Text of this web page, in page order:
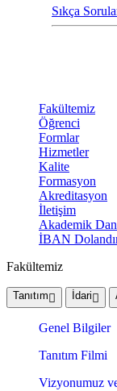
Sıkça
Fakültemiz
Öğrenci
Formlar
Hizmetler
Kalite
Formasyon
Akreditasyon
İletişim
Akademik
İBAN
Fakültemiz
Tanıtım İdari
Genel Bilgiler
Tanıtım Filmi
Vizyonumuz